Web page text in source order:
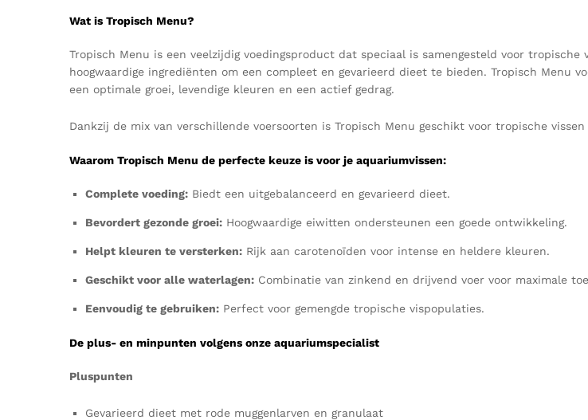
Wat is Tropisch Menu?
Tropisch Menu is een veelzijdig voedingsproduct dat speciaal is samengesteld voor tropische
hoogwaardige ingrediënten om een compleet en gevarieerd dieet te bieden. Tropisch Menu
een optimale groei, levendige kleuren en een actief gedrag.
Dankzij de mix van verschillende voersoorten is Tropisch Menu geschikt voor tropische
Waarom Tropisch Menu de perfecte keuze is voor je aquariumvissen:
Complete voeding: Biedt een uitgebalanceerd en gevarieerd dieet.
Bevordert gezonde groei: Hoogwaardige eiwitten ondersteunen een goede ontwikkeling.
Helpt kleuren te versterken: Rijk aan carotenoïden voor intense en heldere kleuren.
Geschikt voor alle waterlagen: Combinatie van zinkend en drijvend voer voor maximale
Eenvoudig te gebruiken: Perfect voor gemengde tropische vispopulaties.
De plus- en minpunten volgens onze aquariumspecialist
Pluspunten
Gevarieerd dieet met rode muggenlarven en granulaat